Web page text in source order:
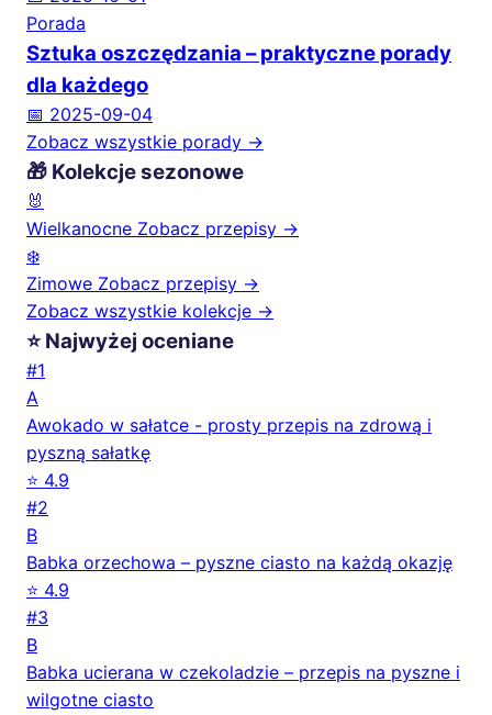
Porada
Sztuka oszczędzania – praktyczne porady
dla każdego
📅 2025-09-04
Zobacz wszystkie porady →
🎁 Kolekcje sezonowe
🐰
Wielkanocne Zobacz przepisy →
❄️
Zimowe Zobacz przepisy →
Zobacz wszystkie kolekcje →
⭐ Najwyżej oceniane
#1
A
Awokado w sałatce - prosty przepis na zdrową i
pyszną sałatkę
⭐ 4.9
#2
B
Babka orzechowa – pyszne ciasto na każdą okazję
⭐ 4.9
#3
B
Babka ucierana w czekoladzie – przepis na pyszne i
wilgotne ciasto